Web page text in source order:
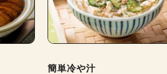
簡単冷や汁